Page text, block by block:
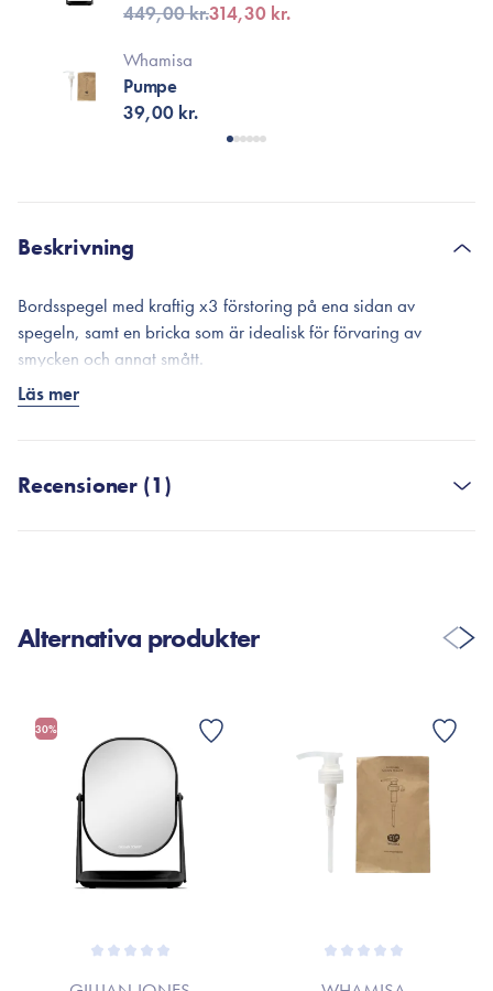
449,00 kr.314,30 kr.
Whamisa
Pumpe
39,00 kr.
Beskrivning
Bordsspegel med kraftig x3 förstoring på ena sidan av
spegeln, samt en bricka som är idealisk för förvaring av
smycken och annat smått.
Designen gör denna bordsspegel till ett vackert tillskott till
Läs mer
Recensioner (1)
Så fint et spejl. Praktisk med smykkehylden nederst.
Alternativa produkter
30%